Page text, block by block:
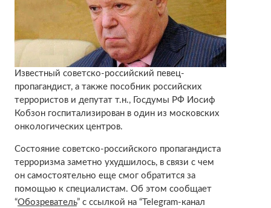
Известный советско-российский певец-
пропагандист, а также пособник российских
террористов и депутат т.н., Госдумы РФ Иосиф
Кобзон госпитализирован в один из московских
онкологических центров.
Состояние советско-российского пропагандиста
терроризма заметно ухудшилось, в связи с чем
он самостоятельно еще смог обратится за
помощью к специалистам. Об этом сообщает
“Обозреватель” с ссылкой на “Telegram-канал